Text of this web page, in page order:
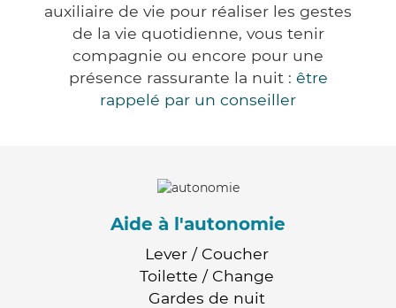
auxiliaire de vie pour réaliser les gestes
de la vie quotidienne, vous tenir
compagnie ou encore pour une
présence rassurante la nuit : être
rappelé par un conseiller
Aide à l'autonomie
Lever / Coucher
Toilette / Change
Gardes de nuit